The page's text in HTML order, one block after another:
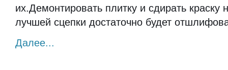
их.Демонтировать плитку и сдирать краску
лучшей сцепки достаточно будет
Далее...